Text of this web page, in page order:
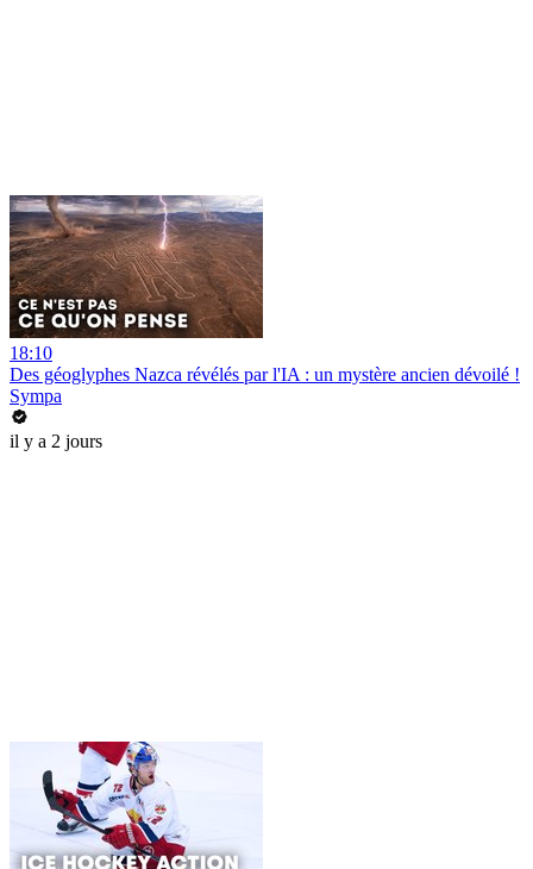
18:10
Des géoglyphes Nazca révélés par l'IA : un mystère ancien dévoilé !
Sympa
il y a 2 jours